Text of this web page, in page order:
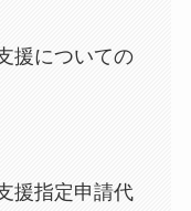
援についての
援指定申請代